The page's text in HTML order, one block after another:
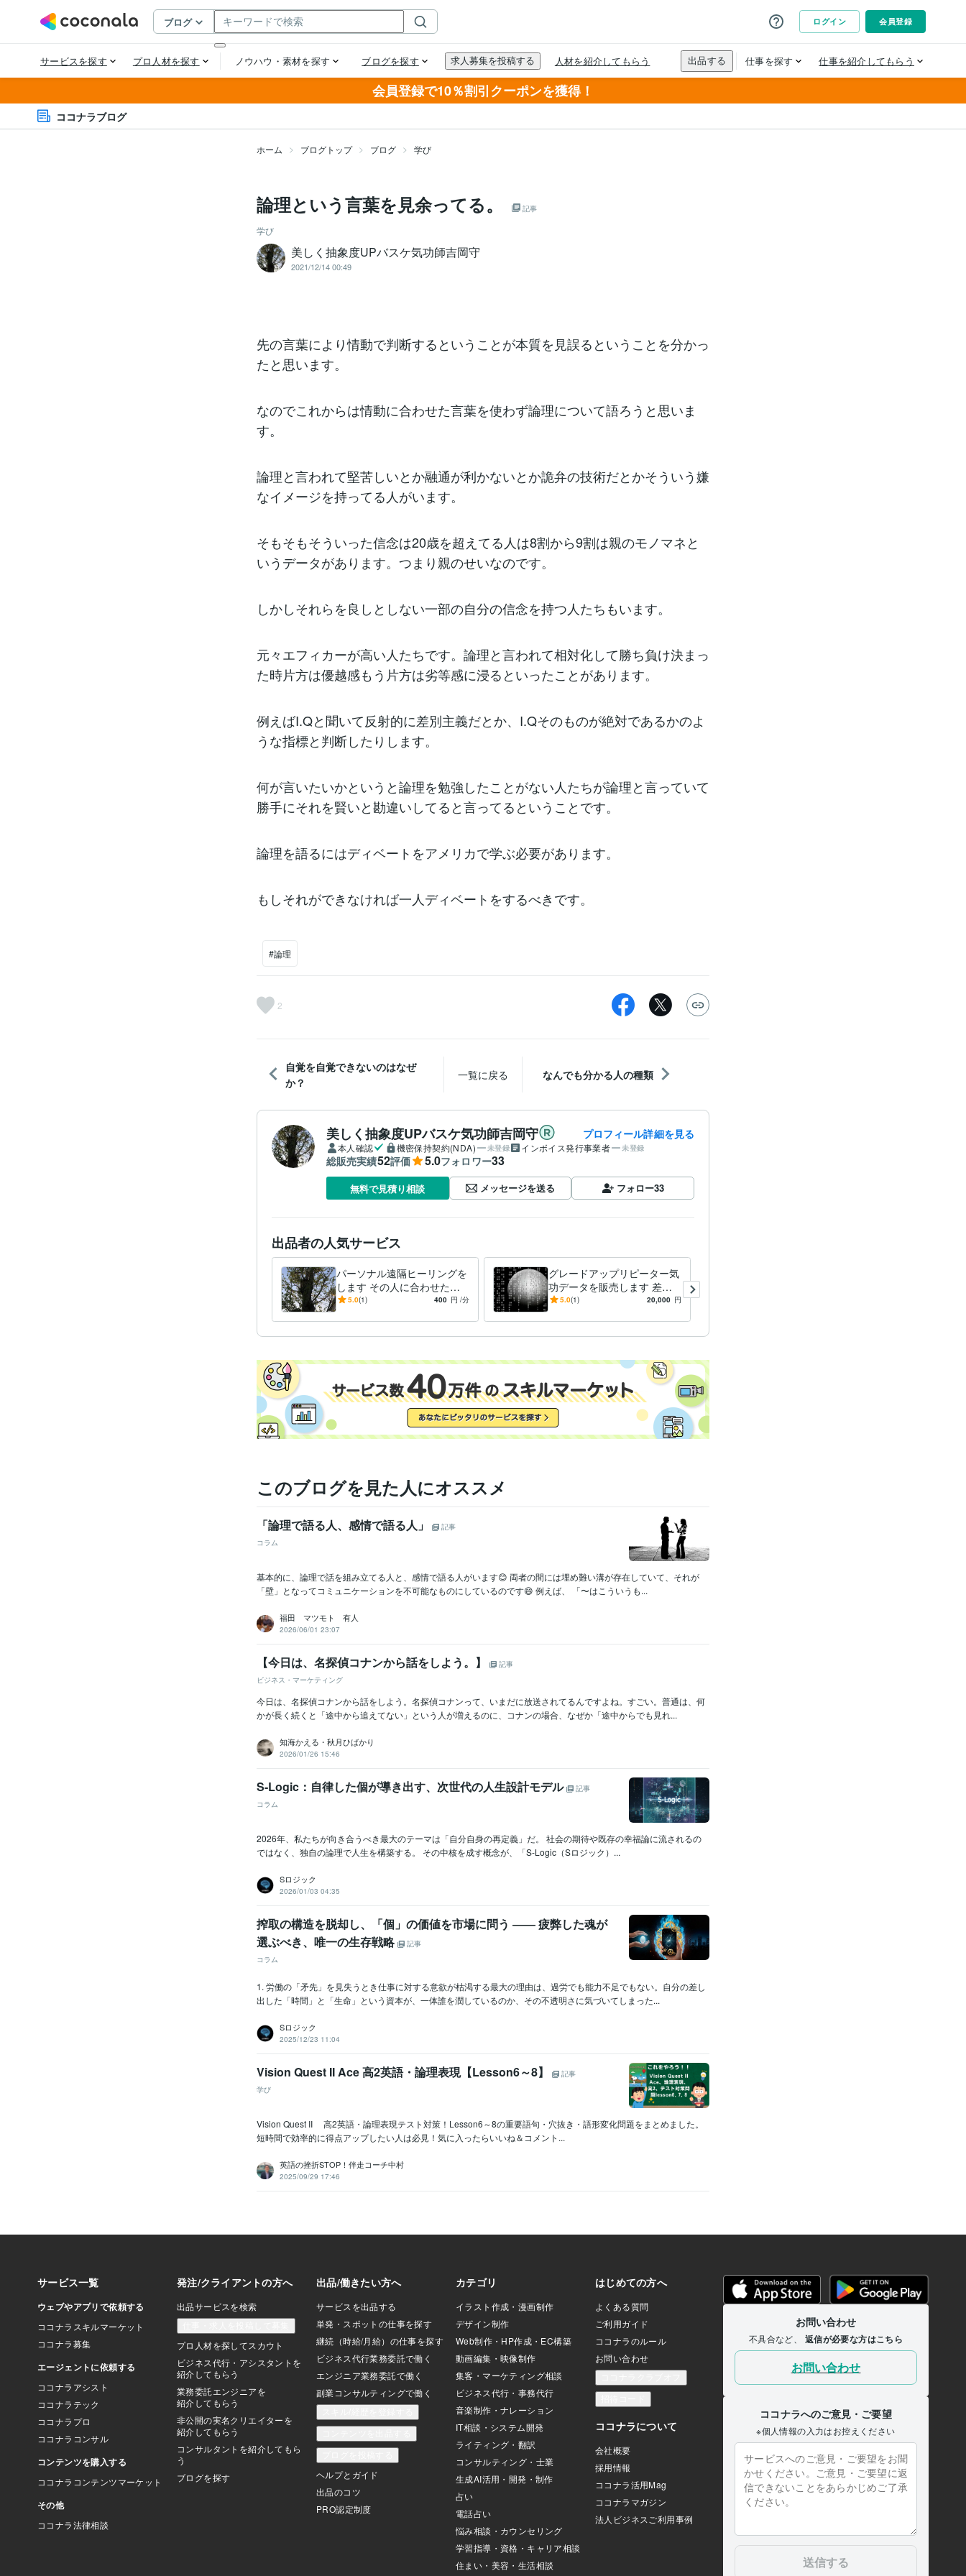
会員登録で10％割引クーポンを獲得！
ココナラブログ
ホーム ブログトップ ブログ 学び
論理という言葉を見余ってる。 記事
学び
美しく抽象度UPバスケ気功師吉岡守
2021/12/14 00:49
先の言葉により情動で判断するということが本質を見誤るということを分かっ
たと思います。
なのでこれからは情動に合わせた言葉を使わず論理について語ろうと思いま
す。
論理と言われて堅苦しいとか融通が利かないとか詭弁の技術だとかそういう嫌
なイメージを持ってる人がいます。
そもそもそういった信念は20歳を超えてる人は8割から9割は親のモノマネと
いうデータがあります。つまり親のせいなのです。
しかしそれらを良しとしない一部の自分の信念を持つ人たちもいます。
元々エフィカーが高い人たちです。論理と言われて相対化して勝ち負け決まっ
た時片方は優越感もう片方は劣等感に浸るといったことがあります。
例えばI.Qと聞いて反射的に差別主義だとか、I.Qそのものが絶対であるかのよ
うな指標と判断したりします。
何が言いたいかというと論理を勉強したことがない人たちが論理と言っていて
勝手にそれを賢いと勘違いしてると言ってるということです。
論理を語るにはディベートをアメリカで学ぶ必要があります。
もしそれができなければ一人ディベートをするべきです。
#論理
2
自覚を自覚できないのはなぜ
か？
一覧に戻る なんでも分かる人の種類
美しく抽象度UPバスケ気功師吉岡守 プロフィール詳細を見る
本人確認 機密保持契約(NDA) 未登録 インボイス発行事業者 未登録
総販売実績52評価 5.0フォロワー33
無料で見積り相談 メッセージを送る フォロー33
出品者の人気サービス
パーソナル遠隔ヒーリングを
します その人に合わせたパ
ーソナル遠隔ヒーリングを行
5.0(1) 400 円 /分
グレードアップリピーター気
功データを販売します 差額
で強化版気功データに出来ま
5.0(1) 20,000 円
このブログを見た人にオススメ
「論理で語る人、感情で語る人」
記事
コラム
基本的に、論理で話を組み立てる人と、感情で語る人がいます😊 両者の間には埋め難い溝が存在していて、それが
「壁」となってコミュニケーションを不可能なものにしているのです😄 例えば、 「〜はこういうも...
福田 マツモト 有人
2026/06/01 23:07
【今日は、名探偵コナンから話をしよう。】
記事
ビジネス・マーケティング
今日は、名探偵コナンから話をしよう。名探偵コナンって、いまだに放送されてるんですよね。すごい。普通は、何
かが長く続くと「途中から追えてない」という人が増えるのに、コナンの場合、なぜか「途中からでも見れ...
知海かえる・秋月ひばかり
2026/01/26 15:46
S-Logic：自律した個が導き出す、次世代の人生設計モデル
記事
コラム
2026年、私たちが向き合うべき最大のテーマは「自分自身の再定義」だ。 社会の期待や既存の幸福論に流されるの
ではなく、独自の論理で人生を構築する。 その中核を成す概念が、「S-Logic（Sロジック）...
Sロジック
2026/01/03 04:35
搾取の構造を脱却し、「個」の価値を市場に問う ―― 疲弊した魂が
選ぶべき、唯一の生存戦略
記事
コラム
1. 労働の「矛先」を見失うとき仕事に対する意欲が枯渇する最大の理由は、過労でも能力不足でもない。自分の差し
出した「時間」と「生命」という資本が、一体誰を潤しているのか、その不透明さに気づいてしまった...
Sロジック
2025/12/23 11:04
Vision Quest II Ace 高2英語・論理表現【Lesson6～8】
記事
学び
Vision Quest II 高2英語・論理表現テスト対策！Lesson6～8の重要語句・穴抜き・語形変化問題をまとめました。
短時間で効率的に得点アップしたい人は必見！気に入ったらいいね＆コメント...
英語の挫折STOP！伴走コーチ中村
2025/09/29 17:46